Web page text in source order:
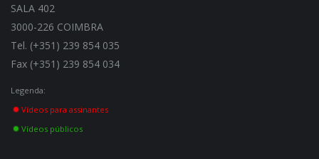
SALA 402
3000-226 COIMBRA
Tel. (+351) 239 854 035
Fax (+351) 239 854 034
Legenda:
Vídeos para assinantes
Vídeos públicos